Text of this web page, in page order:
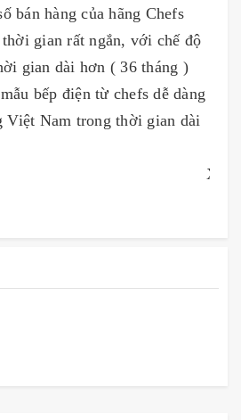
bán hàng của hãng Chefs
gian rất ngắn, với chế độ
gian dài hơn ( 36 tháng )
bếp điện từ chefs dễ dàng
Nam trong thời gian dài
Xem